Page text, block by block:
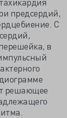
предсердий,
С
в
решающее